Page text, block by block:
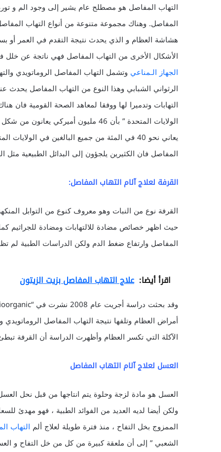
التهاب المفاصل هو مصطلح عام يشير إلى وجود الم و
المفاصل. وهناك مجموعة متنوعة من أنواع التهاب
هشاشة العظام و الذي يحدث نتيجة التقدم في العمر أو
الأشكال الأخرى من التهاب المفاصل فهي ناتجة عن خلل
الجهاز الـمناعي وتشمل التهاب المفاصل الروماتويدي
الرثواني الشبابي وهذا النوع من التهاب المفاصل
يعاني نحو 40 في المئة من جميع البالغين في
المفاصل فان الكثيرين يلجؤون إلى البدائل الطبيعية مثل
القرفة لعلاج آلام التهاب المفاصل:
القرفة نوع من النبات وهو معروف كنوع من التوابل
حيث اظهر خصائص مضادة للالتهابات ومضادة للجراثيم
المفاصل وارتفاع ضغط الدم ولكن الدراسات الطبية لم
اقرأ أيضا: علاج التهاب المفاصل بزيت الزيتون
وقد بحثت دراسة أجريت عام 2008 نشرت في “Bioorganic اي الكيمياء الطبية” في استخدام
أمراض العظام وتلفها نتيجة التهاب المفاصل
الآكلة التي تكسر العظام وأظهرت الدراسة أن القرفة
العسل لعلاج آلام التهاب المفاصل
العسل هو مادة لزجة وحلوة يتم انتاجها من قبل نحل
ولكن أيضا لديه العديد من الفوائد الطبية ، فهو مهدئ
الممزوج بخل التفاح ، منذ فترة طويلة لعلاج ألم التهاب
الشعبي ” إلى أن ملعقة كبيرة من كل من خل التفاح و